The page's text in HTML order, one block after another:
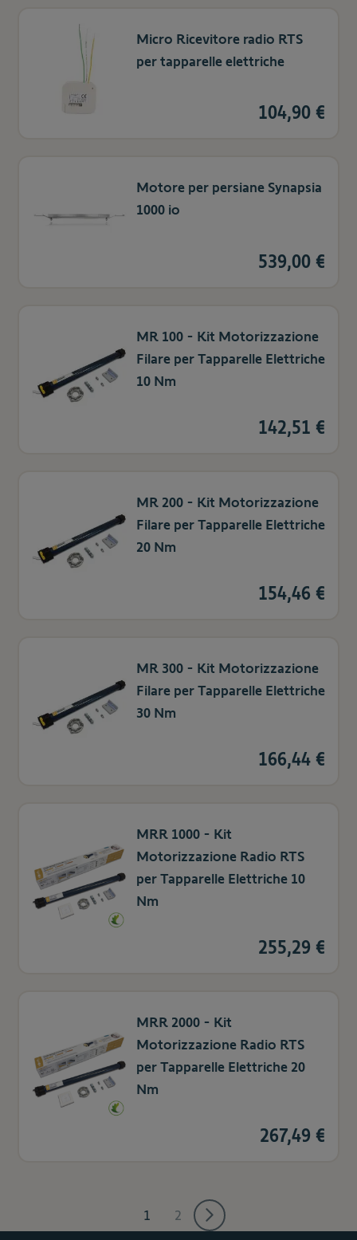
Micro Ricevitore radio RTS
per tapparelle elettriche
104,90 €
Motore per persiane Synapsia
1000 io
539,00 €
MR 100 - Kit Motorizzazione
Filare per Tapparelle Elettriche
10 Nm
142,51 €
MR 200 - Kit Motorizzazione
Filare per Tapparelle Elettriche
20 Nm
154,46 €
MR 300 - Kit Motorizzazione
Filare per Tapparelle Elettriche
30 Nm
166,44 €
MRR 1000 - Kit
Motorizzazione Radio RTS
per Tapparelle Elettriche 10
Nm
255,29 €
MRR 2000 - Kit
Motorizzazione Radio RTS
per Tapparelle Elettriche 20
Nm
267,49 €
Attualmente stai leggendo la
1 Pagina
2